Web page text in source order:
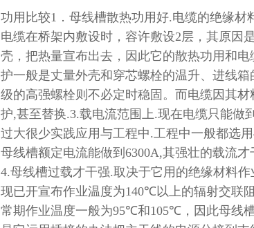
功用比较1 ．母线槽散热功用好.电缆的绝缘材
电缆在桥架内敷设时，容许敷设2层，其原因
壳，把热量宣布出去，因此它的散热功用和电
护一般是丈量外壳和穿芯螺栓的温升、进线
级的高强螺栓则不必定时稳固。而电缆因其
护,甚至替换.3.载电流范围上.现在电缆只能做到
过大很少实践应用与工程中.工程中一般都选用
母线槽额定电流能做到 6300A,其强壮的载流才
4.母线槽过载才干强.取决于它用的绝缘材料
现已开宣布作业温度为140℃以上的辐射交联
常期作业温度一般为95℃和105℃ ，因此母线